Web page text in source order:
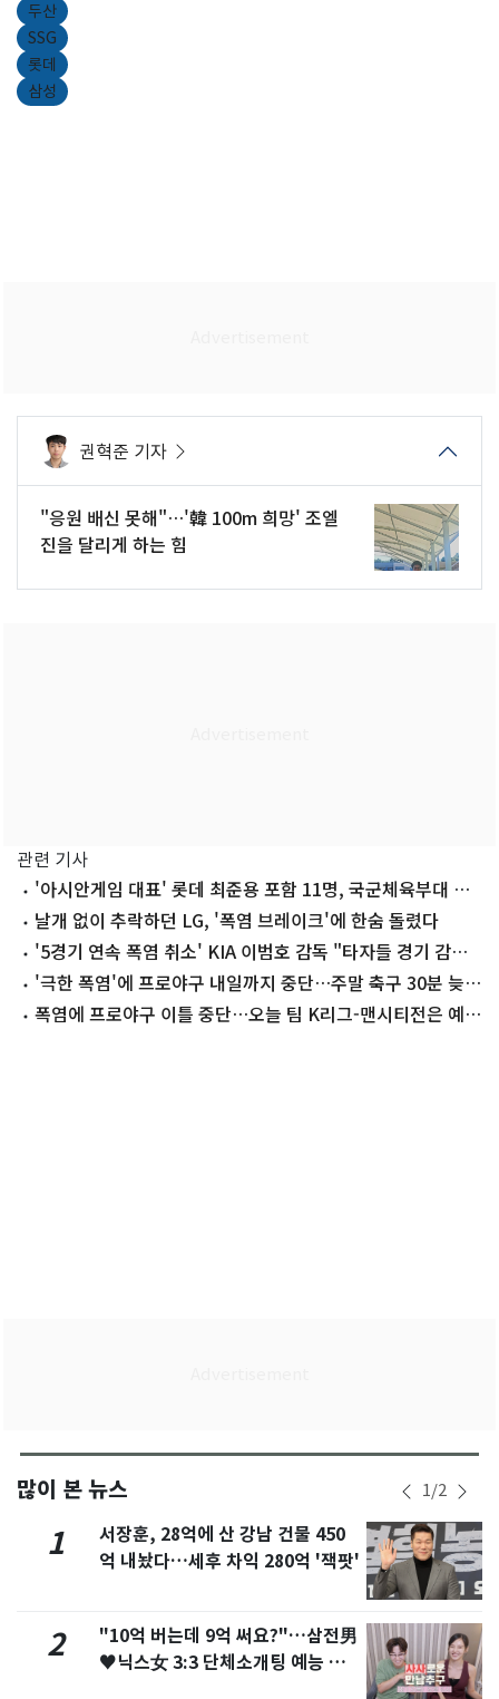
두산
SSG
롯데
삼성
권혁준 기자
"응원 배신 못해"…'韓 100m 희망' 조엘
진을 달리게 하는 힘
관련 기사
'아시안게임 대표' 롯데 최준용 포함 11명, 국군체육부대 합
격 날개 없이 추락하던 LG, '폭염 브레이크'에 한숨 돌렸다
'5경기 연속 폭염 취소' KIA 이범호 감독 "타자들 경기 감각
걱정"
'극한 폭염'에 프로야구 내일까지 중단…주말 축구 30분 늦춰
(종합)
폭염에 프로야구 이틀 중단…오늘 팀 K리그-맨시티전은 예정
많이 본 뉴스 1/2
1
서장훈, 28억에 산 강남 건물 450
억 내놨다…세후 차익 280억 '잭팟'
2
"10억 버는데 9억 써요?"…삼전男
♥닉스女 3:3 단체소개팅 예능 화